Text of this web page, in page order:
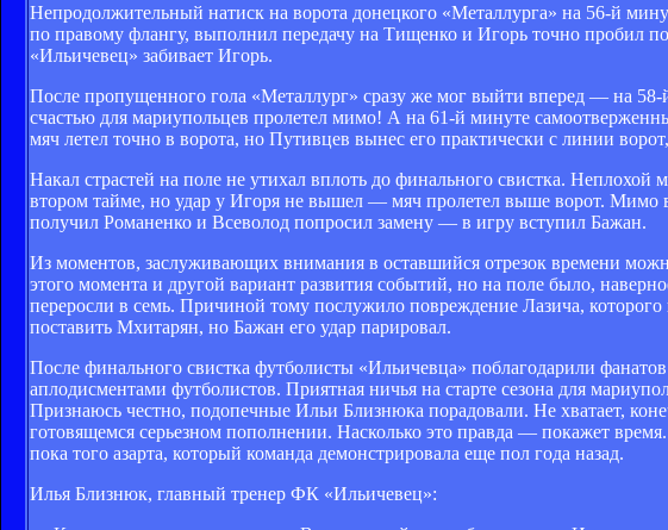
Непродолжительный натиск на ворота донецкого «Металлурга» на 56-й
по правому флангу, выполнил передачу на Тищенко и Игорь точно пробил
«Ильичевец» забивает Игорь.
После пропущенного гола «Металлург» сразу же мог выйти вперед — на
счастью для мариупольцев пролетел мимо! А на 61-й минуте
мяч летел точно в ворота, но Путивцев вынес его практически с линии
Накал страстей на поле не утихал вплоть до финального свистка.
втором тайме, но удар у Игоря не вышел — мяч пролетел выше ворот.
получил Романенко и Всеволод попросил замену — в игру вступил Бажан.
Из моментов, заслуживающих внимания в оставшийся отрезок времени
этого момента и другой вариант развития событий, но на поле было,
переросли в семь. Причиной тому послужило повреждение Лазича,
поставить Мхитарян, но Бажан его удар парировал.
После финального свистка футболисты «Ильичевца» поблагодарили
аплодисментами футболистов. Приятная ничья на старте сезона для
Признаюсь честно, подопечные Ильи Близнюка порадовали. Не хватает,
готовящемся серьезном пополнении. Насколько это правда — покажет
пока того азарта, который команда демонстрировала еще пол года назад.
Илья Близнюк, главный тренер ФК «Ильичевец»: